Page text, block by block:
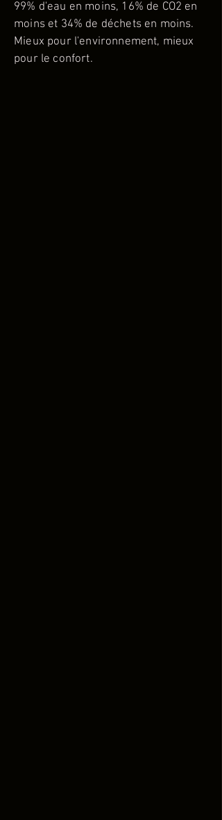
99% d'eau en moins, 16% de CO2 en
moins et 34% de déchets en moins.
Mieux pour l'environnement, mieux
pour le confort.